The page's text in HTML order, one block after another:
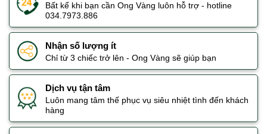
Bất kể khi bạn cần Ong Vàng luôn hỗ trợ - hotline
034.7973.886
Nhận số lượng ít
Chỉ từ 3 chiếc trở lên - Ong Vàng sẽ giúp bạn
Dịch vụ tận tâm
Luôn mang tâm thế phục vụ siêu nhiệt tình đến khách
hàng